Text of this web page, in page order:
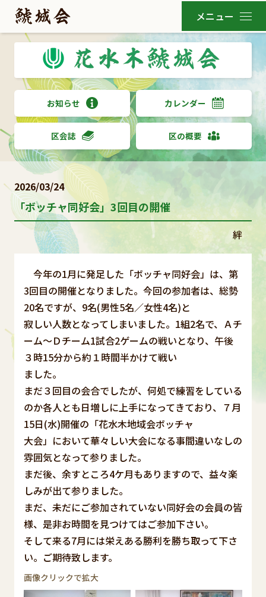
お知らせ カレンダー
区会誌 区の概要
2026/03/24
「ボッチャ同好会」3回目の開催
絆
今年の1月に発足した「ボッチャ同好会」は、第
3回目の開催となりました。今回の参加者は、総勢
20名ですが、9名(男性5名／女性4名)と
寂しい人数となってしまいました。1組2名で、Ａチ
ーム～Ｄチーム1試合2ゲームの戦いとなり、午後
３時15分から約１時間半かけて戦い
ました。
まだ３回目の会合でしたが、何処で練習をしている
のか各人とも日増しに上手になってきており、７月
15日(水)開催の「花水木地域会ボッチャ
大会」において華々しい大会になる事間違いなしの
雰囲気となって参りました。
まだ後、余すところ4ケ月もありますので、益々楽
しみが出て参りました。
まだ、未だにご参加されていない同好会の会員の皆
様、是非お時間を見つけてはご参加下さい。
そして来る7月には栄えある勝利を勝ち取って下さ
い。ご期待致します。
画像クリックで拡大